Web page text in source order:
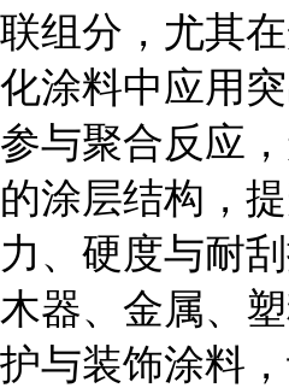
联组分，尤其
化涂料中应用
参与聚合反应
的涂层结构，
力、硬度与耐
木器、金属、
护与装饰涂料